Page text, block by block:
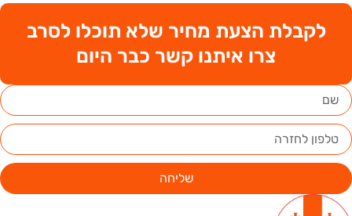
לקבלת הצעת מחיר שלא תוכלו לסרב
צרו איתנו קשר כבר היום
שליחה